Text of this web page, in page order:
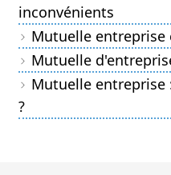
inconvénients
Mutuelle entreprise
Mutuelle
Mutuelle entreprise
?